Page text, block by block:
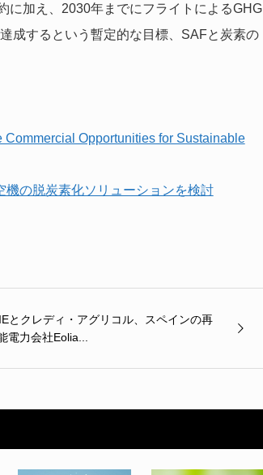
に加え、2030年までにフライトによるGHG
成するという暫定的な目標、SAFと炭素の
Opportunities for Sustainable
の脱炭素化ソリューションを検討
とクレディ・アグリコル、スペインの再
電力会社Eolia...